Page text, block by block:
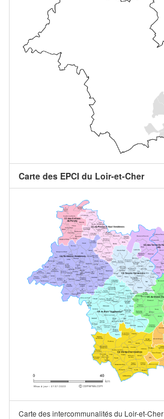
Carte des EPCI du Loir-et-Cher
Carte des intercommunalités du Loir-et-Cher